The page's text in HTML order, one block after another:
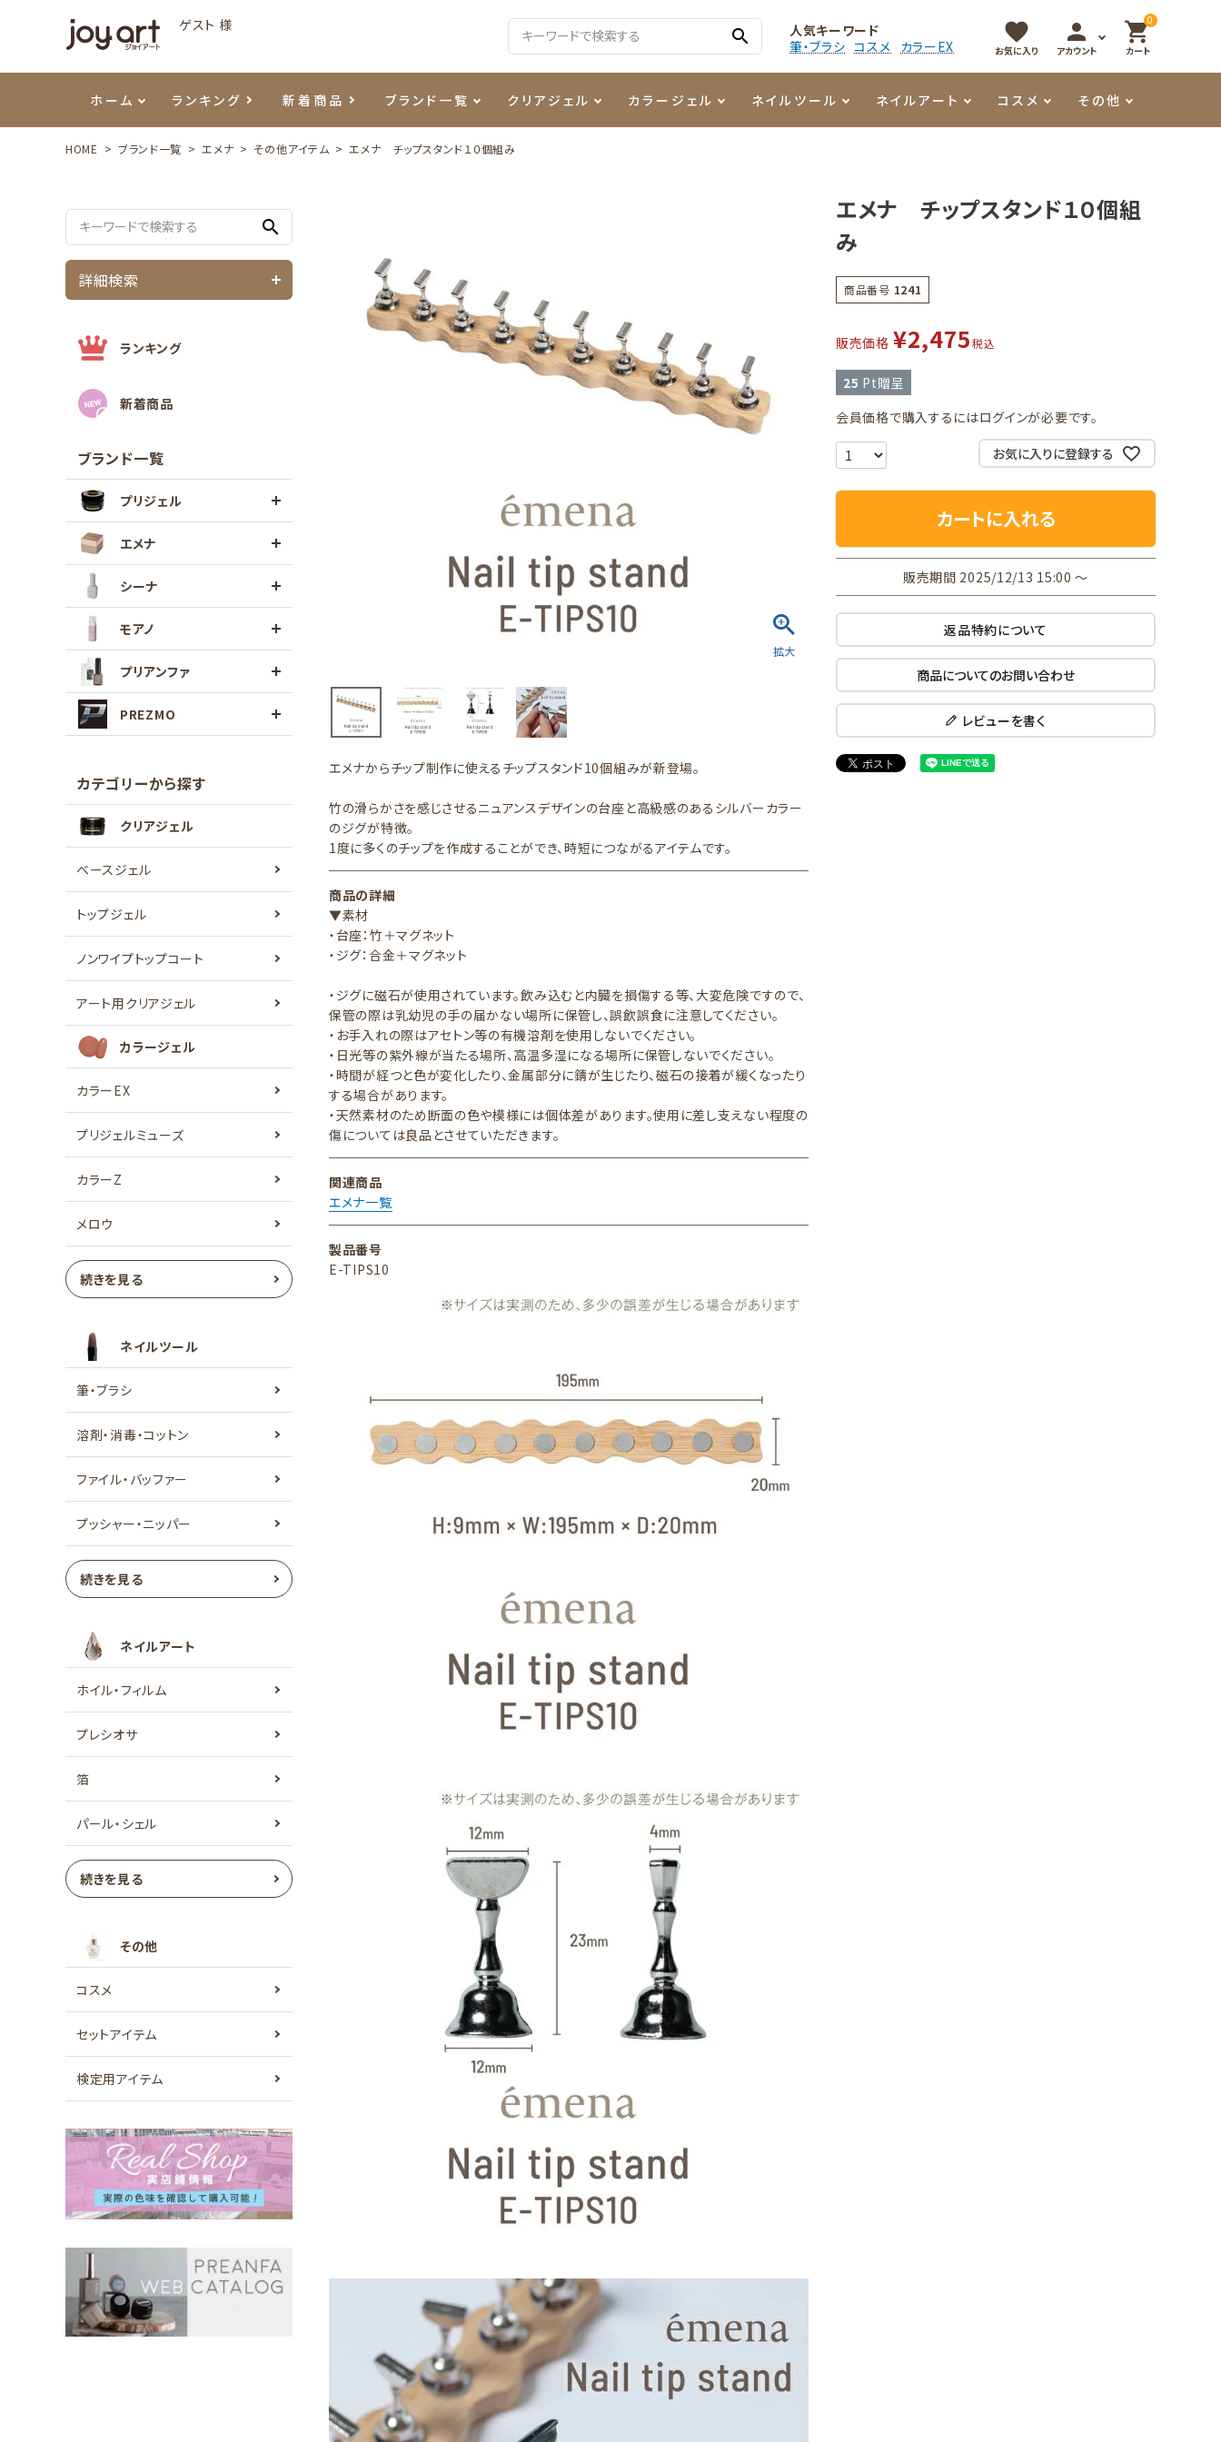
ゲスト 様
search
人気キーワード
筆・ブラシ コスメ カラーEX
favorite
お気に入り
person
アカウント
0
shopping_cart
カート
ホーム ランキング 新着商品 ブランド一覧
モアノ
クリアジェル カラージェル
ウェービージェル
マグネティジェル マグネティフラッシュジェル メタリックジェル
フラッシュジェル シーナカラージェルポリッシュ その他カラージェル
ネイルツール
ネイルケア用品
ネイルマシン LEDライト
ネイルアート
メタルパーツ
コスメ その他
HOME ブランド一覧 エメナ その他アイテム エメナ チップスタンド１０個組み
search
詳細検索
ランキング
新着商品
ブランド一覧
プリジェル
エメナ
シーナ
モアノ
プリアンファ
PREZMO
カテゴリーから探す
クリアジェル
ベースジェル
トップジェル
ノンワイプトップコート
アート用クリアジェル
カラージェル
カラーEX
プリジェルミューズ
カラーZ
メロウ
続きを見る
ネイルツール
筆・ブラシ
溶剤・消毒・コットン
ファイル・バッファー
プッシャー・ニッパー
続きを見る
ネイルアート
ホイル・フィルム
プレシオサ
箔
パール・シェル
続きを見る
その他
コスメ
セットアイテム
検定用アイテム
エメナからチップ制作に使えるチップスタンド10個組みが新登場。
竹の滑らかさを感じさせるニュアンスデザインの台座と高級感のあるシルバーカラー
のジグが特徴。
1度に多くのチップを作成することができ、時短につながるアイテムです。
商品の詳細
▼素材
・台座：竹＋マグネット
・ジグ：合金＋マグネット
・ジグに磁石が使用されています。飲み込むと内臓を損傷する等、大変危険ですので、
保管の際は乳幼児の手の届かない場所に保管し、誤飲誤食に注意してください。
・お手入れの際はアセトン等の有機溶剤を使用しないでください。
・日光等の紫外線が当たる場所、高温多湿になる場所に保管しないでください。
・時間が経つと色が変化したり、金属部分に錆が生じたり、磁石の接着が緩くなったり
する場合があります。
・天然素材のため断面の色や模様には個体差があります。使用に差し支えない程度の
傷については良品とさせていただきます。
関連商品
エメナ一覧
製品番号
E-TIPS10
エメナ チップスタンド１０個組
み
商品番号 1241
販売価格 ¥2,475税込
25 Pt贈呈
会員価格で購入するにはログインが必要です。
お気に入りに登録する
カートに入れる
販売期間 2025/12/13 15:00〜
返品特約について
商品についてのお問い合わせ
レビューを書く